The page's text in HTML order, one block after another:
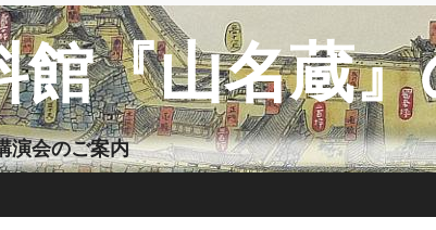
館『山名蔵
会のご案内